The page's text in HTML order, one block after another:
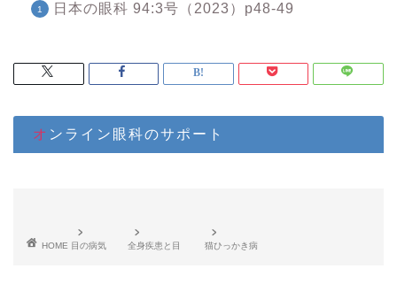
日本の眼科 94:3号（2023）p48-49
オンライン眼科のサポート
HOME 目の病気 全身疾患と目 猫ひっかき病